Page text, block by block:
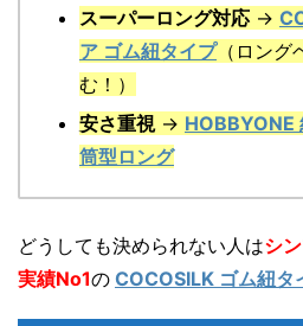
スーパーロング対応 →
ア ゴム紐タイプ（ロング
む！）
安さ重視→ HOBBYONE
筒型ロング
どうしても決められない人はシ
実績No1の COCOSILK ゴム紐タ